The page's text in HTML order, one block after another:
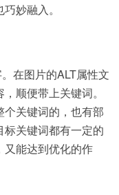
妙融入。
在图片的ALT属性文
顺便带上关键词。
关键词的，也有部
关键词都有一定的
又能达到优化的作